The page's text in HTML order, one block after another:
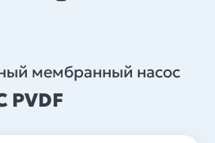
мембранный насос
PVDF